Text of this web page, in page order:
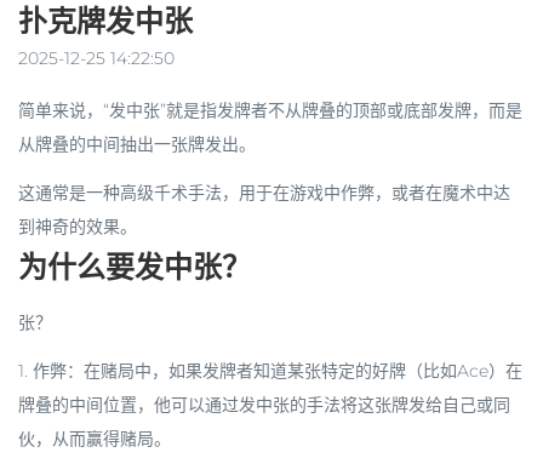
扑克牌发中张
2025-12-25 14:22:50
简单来说，“发中张”就是指发牌者不从牌叠的顶部或底部发牌，而是
从牌叠的中间抽出一张牌发出。
这通常是一种高级千术手法，用于在游戏中作弊，或者在魔术中达
到神奇的效果。
为什么要发中张？
张？
1. 作弊：在赌局中，如果发牌者知道某张特定的好牌（比如Ace）在
牌叠的中间位置，他可以通过发中张的手法将这张牌发给自己或同
伙，从而赢得赌局。